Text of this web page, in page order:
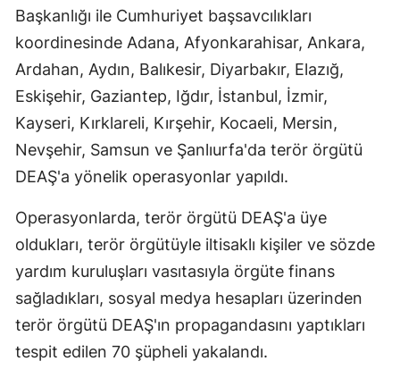
Başkanlığı ile Cumhuriyet başsavcılıkları
koordinesinde Adana, Afyonkarahisar, Ankara,
Ardahan, Aydın, Balıkesir, Diyarbakır, Elazığ,
Eskişehir, Gaziantep, Iğdır, İstanbul, İzmir,
Kayseri, Kırklareli, Kırşehir, Kocaeli, Mersin,
Nevşehir, Samsun ve Şanlıurfa'da terör örgütü
DEAŞ'a yönelik operasyonlar yapıldı.
Operasyonlarda, terör örgütü DEAŞ'a üye
oldukları, terör örgütüyle iltisaklı kişiler ve sözde
yardım kuruluşları vasıtasıyla örgüte finans
sağladıkları, sosyal medya hesapları üzerinden
terör örgütü DEAŞ'ın propagandasını yaptıkları
tespit edilen 70 şüpheli yakalandı.